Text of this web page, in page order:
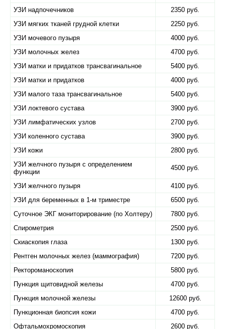
УЗИ надпочечников
2350 руб.
УЗИ мягких тканей грудной клетки
2250 руб.
УЗИ мочевого пузыря
4000 руб.
УЗИ молочных желез
4700 руб.
УЗИ матки и придатков трансвагинальное
5400 руб.
УЗИ матки и придатков
4000 руб.
УЗИ малого таза трансвагинальное
5400 руб.
УЗИ локтевого сустава
3900 руб.
УЗИ лимфатических узлов
2700 руб.
УЗИ коленного сустава
3900 руб.
УЗИ кожи
2800 руб.
УЗИ желчного пузыря с определением
функции
4500 руб.
УЗИ желчного пузыря
4100 руб.
УЗИ для беременных в 1-м триместре
6500 руб.
Суточное ЭКГ мониторирование (по Холтеру)
7800 руб.
Спирометрия
2500 руб.
Скиаскопия глаза
1300 руб.
Рентген молочных желез (маммография)
7200 руб.
Ректороманоскопия
5800 руб.
Пункция щитовидной железы
4700 руб.
Пункция молочной железы
12600 руб.
Пункционная биопсия кожи
4700 руб.
Офтальмохромоскопия
2600 руб.